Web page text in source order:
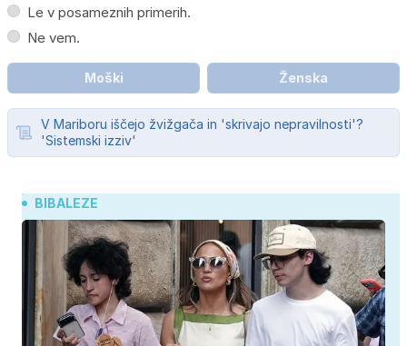
Le v posameznih primerih.
Ne vem.
Moški Ženska
V Mariboru iščejo žvižgača in 'skrivajo nepravilnosti'?
'Sistemski izziv'
BIBALEZE